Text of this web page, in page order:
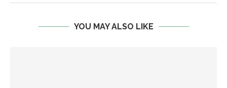
YOU MAY ALSO LIKE